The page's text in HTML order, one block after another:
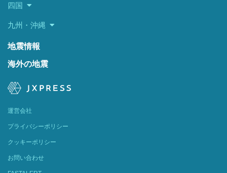
四国
九州・沖縄
地震情報
海外の地震
運営会社
プライバシーポリシー
クッキーポリシー
お問い合わせ